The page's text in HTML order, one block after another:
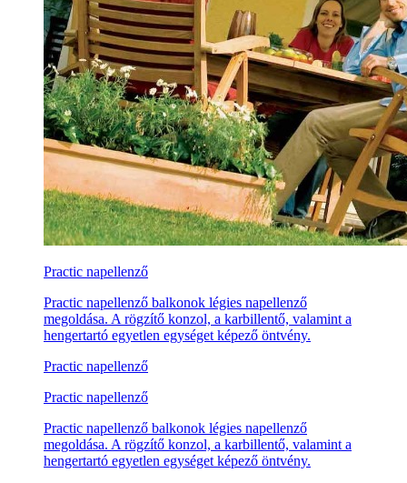
Practic napellenző
Practic napellenző balkonok légies napellenző
megoldása. A rögzítő konzol, a karbillentő, valamint a
hengertartó egyetlen egységet képező öntvény.
Practic napellenző
Practic napellenző
Practic napellenző balkonok légies napellenző
megoldása. A rögzítő konzol, a karbillentő, valamint a
hengertartó egyetlen egységet képező öntvény.